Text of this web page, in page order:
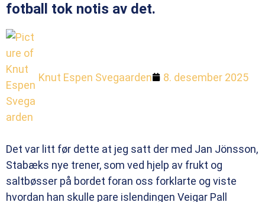
fotball tok notis av det.
Knut Espen Svegaarden 8. desember 2025
Det var litt før dette at jeg satt der med Jan Jönsson,
Stabæks nye trener, som ved hjelp av frukt og
saltbøsser på bordet foran oss forklarte og viste
hvordan han skulle pare islendingen Veigar Pall